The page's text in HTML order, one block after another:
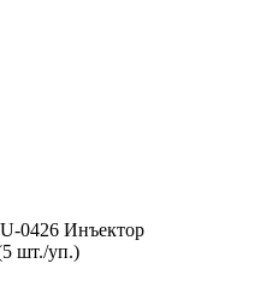
0426 Инъектор
шт./уп.)